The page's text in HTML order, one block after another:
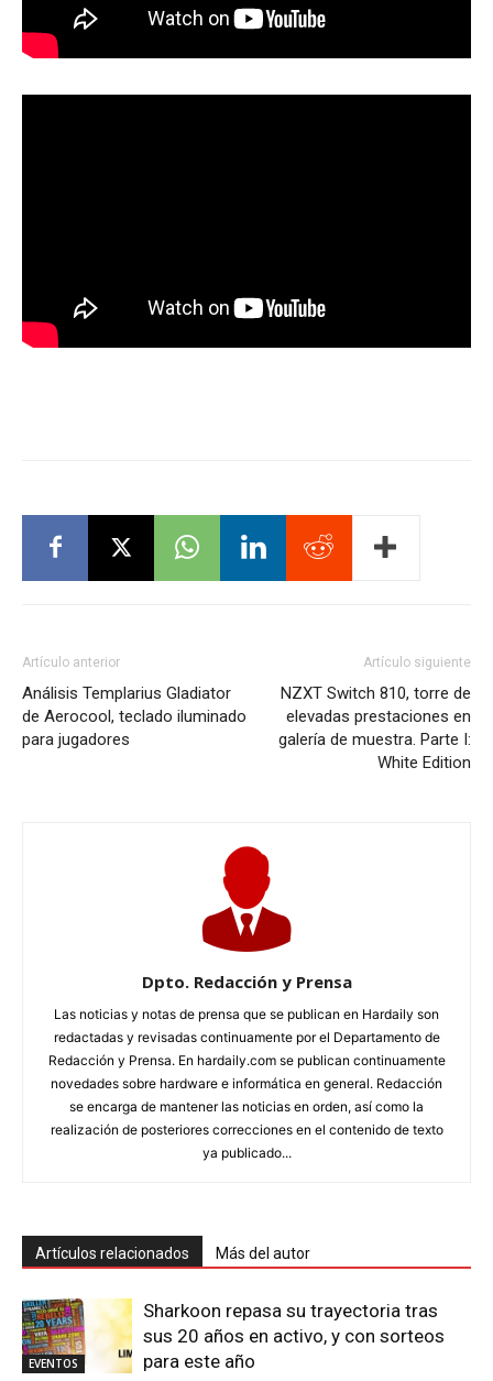
Artículo anterior
Análisis Templarius Gladiator
de Aerocool, teclado iluminado
para jugadores
Artículo siguiente
NZXT Switch 810, torre de
elevadas prestaciones en
galería de muestra. Parte I:
White Edition
Dpto. Redacción y Prensa
Las noticias y notas de prensa que se publican en Hardaily son
redactadas y revisadas continuamente por el Departamento de
Redacción y Prensa. En hardaily.com se publican continuamente
novedades sobre hardware e informática en general. Redacción
se encarga de mantener las noticias en orden, así como la
realización de posteriores correcciones en el contenido de texto
ya publicado...
Artículos relacionados Más del autor
EVENTOS
Sharkoon repasa su trayectoria tras
sus 20 años en activo, y con sorteos
para este año